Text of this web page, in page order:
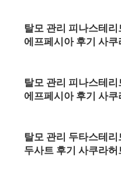
탈모 관리 피나스테
에프페시아 후기 사
탈모 관리 피나스테
에프페시아 후기 사
탈모 관리 두타스테
두사트 후기 사쿠라